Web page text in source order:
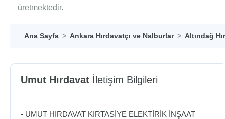
üretmektedir.
Ana Sayfa Ankara Hırdavatçı ve Nalburlar Altındağ
Umut Hırdavat İletişim Bilgileri
- UMUT HIRDAVAT KIRTASİYE ELEKTİRİK İNŞAAT